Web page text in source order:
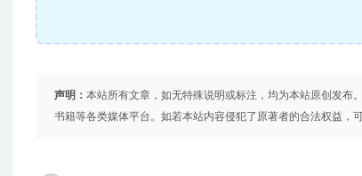
声明： 本站所有文章，如无特殊说明或标注，均为本站原创发布
书籍等各类媒体平台。如若本站内容侵犯了原著者的合法权益，